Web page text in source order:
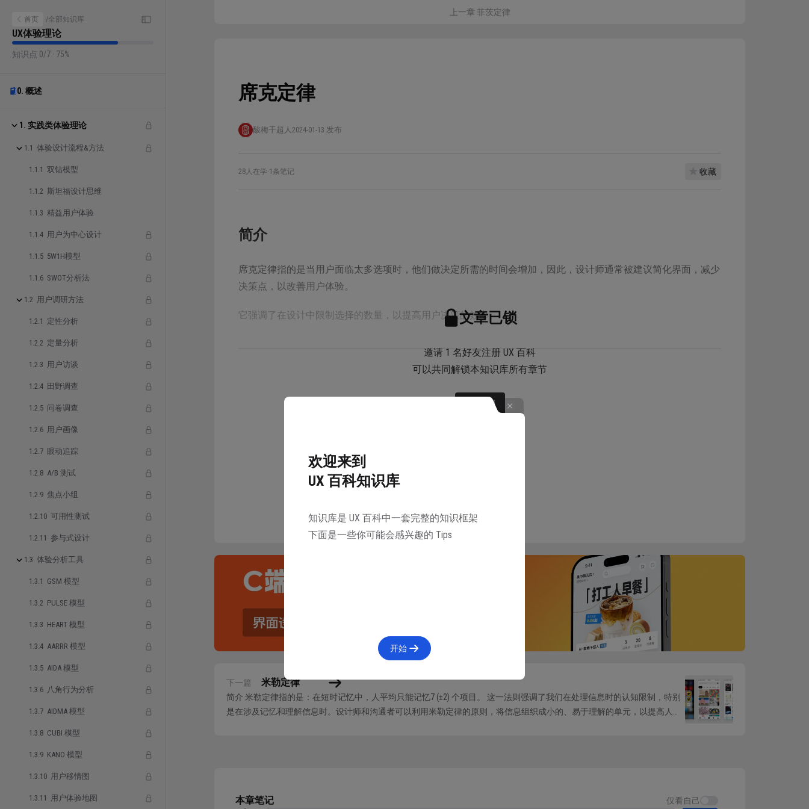
首页 /全部知识库
UX体验理论
知识点 0/7 · 75%
0. 概述
1. 实践类体验理论
1.1 体验设计流程&方法
1.1.1 双钻模型
1.1.2 斯坦福设计思维
1.1.3 精益用户体验
1.1.4 用户为中心设计
1.1.5 5W1H模型
1.1.6 SWOT分析法
1.2 用户调研方法
1.2.1 定性分析
1.2.2 定量分析
1.2.3 用户访谈
1.2.4 田野调查
1.2.5 问卷调查
1.2.6 用户画像
1.2.7 眼动追踪
1.2.8 A/B 测试
1.2.9 焦点小组
1.2.10 可用性测试
1.2.11 参与式设计
1.3 体验分析工具
1.3.1 GSM 模型
1.3.2 PULSE 模型
1.3.3 HEART 模型
1.3.4 AARRR 模型
1.3.5 AIDA 模型
1.3.6 八角行为分析
1.3.7 AIDMA 模型
1.3.8 CUBI 模型
1.3.9 KANO 模型
1.3.10 用户移情图
1.3.11 用户体验地图
上一章 菲茨定律
席克定律
酸梅干超人 2024-01-13 发布
28人在学·1条笔记 收藏
文章已锁
邀请 1 名好友注册 UX 百科
可以共同解锁本知识库所有章节
解锁
简介
席克定律指的是当用户面临太多选项时，他们做决定所需的时间会增加，因此，设计师通常被建议简化界面，减少
决策点，以改善用户体验。
它强调了在设计中限制选择的数量，以提高用户决策的效率。
1981 年，Hick 在研究中发现人们做出选择所需要的时间与候选数量是呈对数关系的，选择数量越多，我们就需要
I. 提供尽可能少的选项
苹果在这几年可以说是不遗余力地缩减给予用户的选择，从接口到 iOS 原生应用，我们可以看到不论是从产品还是
设计，苹果都义无反顾地遵循着希克定律。
下一篇 米勒定律
简介 米勒定律指的是：在短时记忆中，人平均只能记忆7 (±2) 个项目。 这一法则强调了我们在处理信息时的认知限制，特别
是在涉及记忆和理解信息时。设计师和沟通者可以利用米勒定律的原则，将信息组织成小的、易于理解的单元，以提高人们
本章笔记 仅看自己
欢迎来到
UX 百科知识库
知识库是 UX 百科中一套完整的知识框架
下面是一些你可能会感兴趣的 Tips
开始